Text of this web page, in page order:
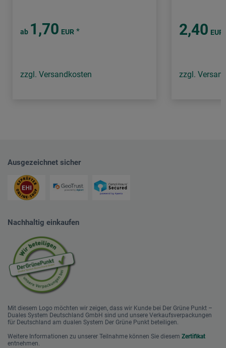
ab 1,70 EUR *
zzgl. Versandkosten
2,40 EUR
zzgl.
Ausgezeichnet sicher
Nachhaltig einkaufen
Mit diesem Logo möchten wir zeigen, dass wir Kunde bei Der Grüne Punkt –
Duales System Deutschland GmbH sind und unsere Verkaufsverpackungen
für Deutschland am dualen System Der Grüne Punkt beteiligen.
Weitere Informationen zu unserer Teilnahme können Sie diesem Zertifikat
entnehmen.